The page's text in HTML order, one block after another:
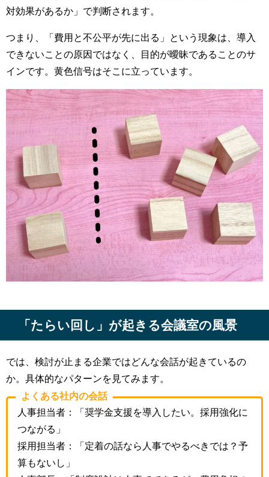
対効果があるか」で判断されます。
つまり、「費用と不公平が先に出る」という現象は、導入
できないことの原因ではなく、目的が曖昧であることのサ
インです。黄色信号はそこに立っています。
「たらい回し」が起きる会議室の風景
では、検討が止まる企業ではどんな会話が起きているの
か。具体的なパターンを見てみます。
よくある社内の会話
人事担当者：「奨学金支援を導入したい。採用強化に
つながる」
採用担当者：「定着の話なら人事でやるべきでは？予
算もないし」